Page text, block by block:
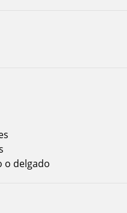
o delgado